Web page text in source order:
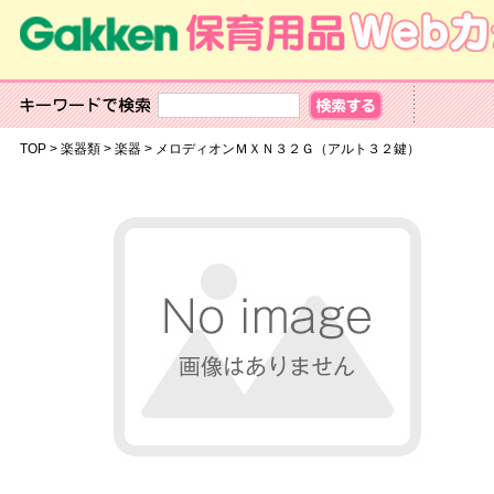
TOP> 楽器類> 楽器> メロディオンＭＸＮ３２Ｇ（アルト３２鍵）